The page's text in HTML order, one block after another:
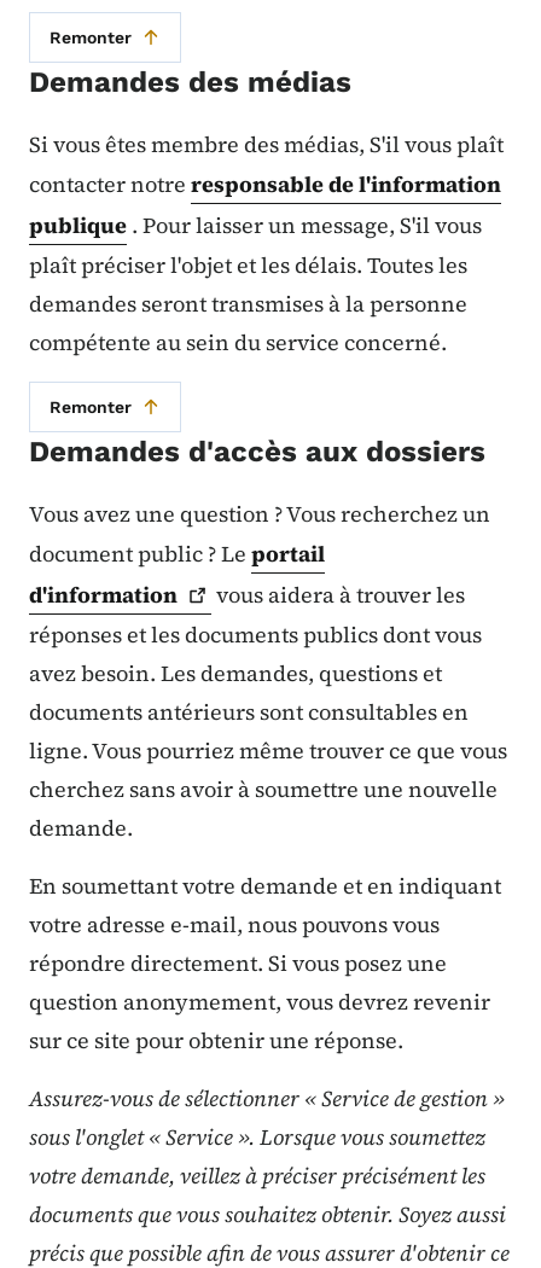
Remonter
Demandes des médias
Si vous êtes membre des médias, S'il vous plaît
contacter notre responsable de l'information
publique . Pour laisser un message, S'il vous
plaît préciser l'objet et les délais. Toutes les
demandes seront transmises à la personne
compétente au sein du service concerné.
Remonter
Demandes d'accès aux dossiers
Vous avez une question ? Vous recherchez un
document public ? Le portail
d'information
vous aidera à trouver les
réponses et les documents publics dont vous
avez besoin. Les demandes, questions et
documents antérieurs sont consultables en
ligne. Vous pourriez même trouver ce que vous
cherchez sans avoir à soumettre une nouvelle
demande.
En soumettant votre demande et en indiquant
votre adresse e-mail, nous pouvons vous
répondre directement. Si vous posez une
question anonymement, vous devrez revenir
sur ce site pour obtenir une réponse.
Assurez-vous de sélectionner « Service de gestion »
sous l'onglet « Service ». Lorsque vous soumettez
votre demande, veillez à préciser précisément les
documents que vous souhaitez obtenir. Soyez aussi
précis que possible afin de vous assurer d'obtenir ce